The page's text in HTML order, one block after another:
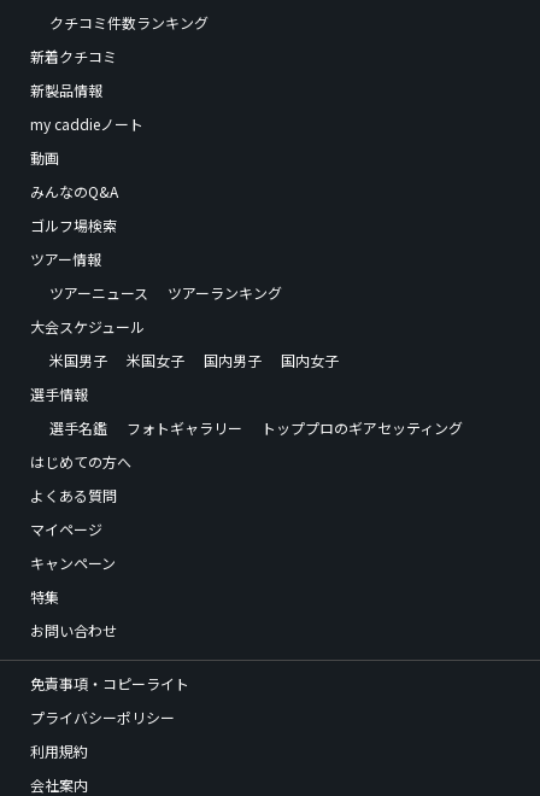
クチコミ件数ランキング
新着クチコミ
新製品情報
my caddieノート
動画
みんなのQ&A
ゴルフ場検索
ツアー情報
ツアーニュース
ツアーランキング
大会スケジュール
米国男子
米国女子 国内男子
国内女子
選手情報
選手名鑑
フォトギャラリー
トッププロのギアセッティング
はじめての方へ
よくある質問
マイページ
キャンペーン
特集
お問い合わせ
免責事項・コピーライト
プライバシーポリシー
利用規約
会社案内